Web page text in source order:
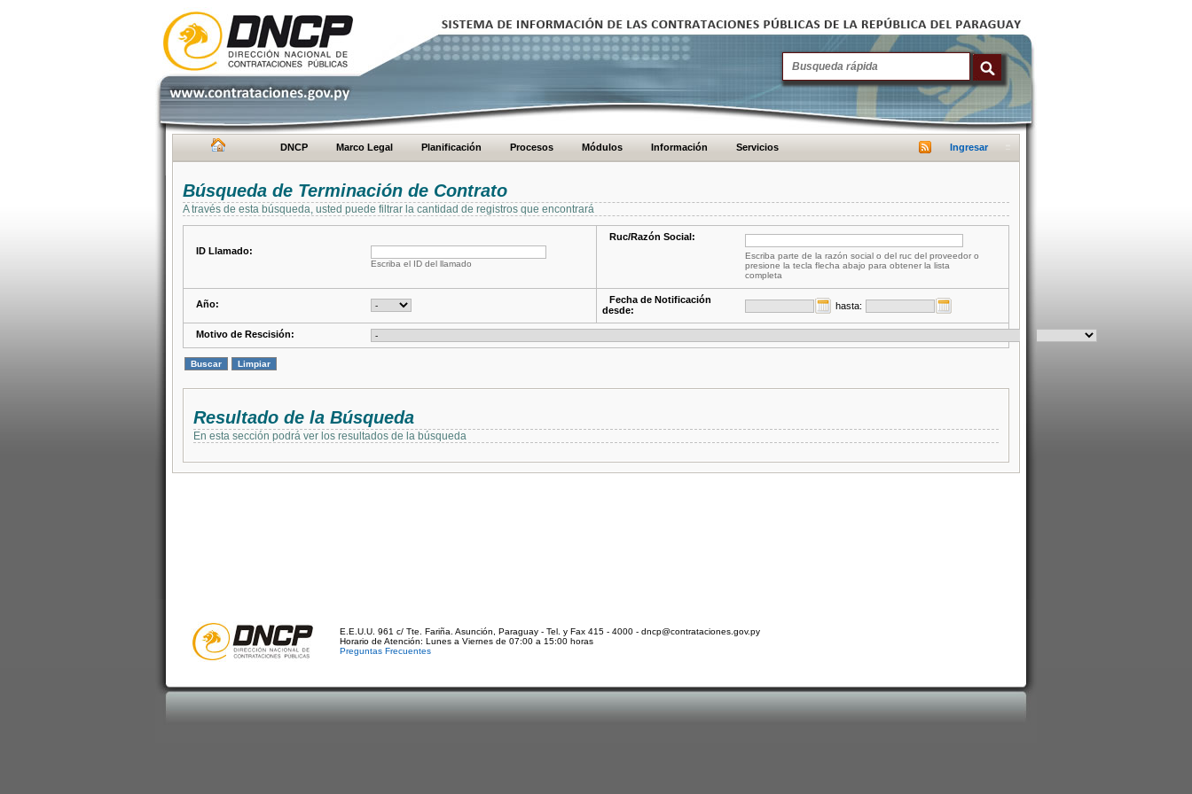
DNCP Marco Legal Planificación Procesos Módulos Información Servicios Ingresar
Búsqueda de Terminación de Contrato
A través de esta búsqueda, usted puede filtrar la cantidad de registros que encontrará
ID Llamado:
Escriba el ID del llamado
Ruc/Razón Social:
Escriba parte de la razón social o del ruc del proveedor o
presione la tecla flecha abajo para obtener la lista
completa
Año:
Fecha de Notificación
desde:
hasta:
Motivo de Rescisión:
Resultado de la Búsqueda
En esta sección podrá ver los resultados de la búsqueda
E.E.U.U. 961 c/ Tte. Fariña. Asunción, Paraguay - Tel. y Fax 415 - 4000 - dncp@contrataciones.gov.py
Horario de Atención: Lunes a Viernes de 07:00 a 15:00 horas
Preguntas Frecuentes